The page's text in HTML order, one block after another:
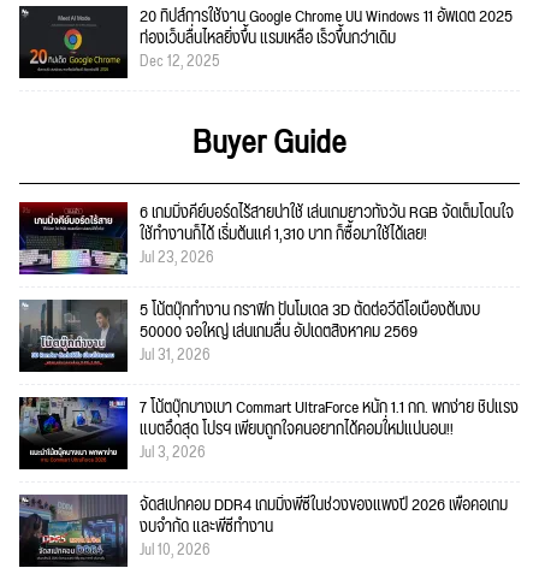
20 ทิปส์การใช้งาน Google Chrome บน Windows 11 อัพเดต 2025
ท่องเว็บลื่นไหลยิ่งขึ้น แรมเหลือ เร็วขึ้นกว่าเดิม
Dec 12, 2025
Buyer Guide
6 เกมมิ่งคีย์บอร์ดไร้สายน่าใช้ เล่นเกมยาวทั้งวัน RGB จัดเต็มโดนใจ
ใช้ทำงานก็ได้ เริ่มต้นแค่ 1,310 บาท ก็ซื้อมาใช้ได้เลย!
Jul 23, 2026
5 โน้ตบุ๊กทำงาน กราฟิก ปั้นโมเดล 3D ตัดต่อวีดีโอเบื้องต้นงบ
50000 จอใหญ่ เล่นเกมลื่น อัปเดตสิงหาคม 2569
Jul 31, 2026
7 โน้ตบุ๊กบางเบา Commart UltraForce หนัก 1.1 กก. พกง่าย ชิปแรง
แบตอึดสุด โปรฯ เพียบถูกใจคนอยากได้คอมใ่หม่แน่นอน!!
Jul 3, 2026
จัดสเปกคอม DDR4 เกมมิ่งพีซีในช่วงของแพงปี 2026 เพื่อคอเกม
งบจำกัด และพีซีทำงาน
Jul 10, 2026